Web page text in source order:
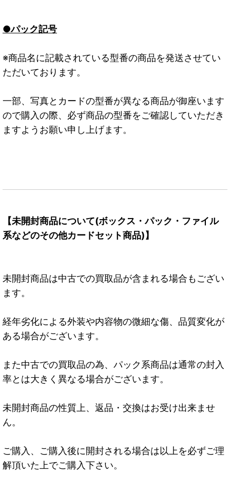
●パック記号
※商品名に記載されている型番の商品を発送させてい
ただいております。
一部、写真とカードの型番が異なる商品が御座います
ので購入の際、必ず商品の型番をご確認していただき
ますようお願い申し上げます。
【未開封商品について(ボックス・パック・ファイル
系などのその他カードセット商品)】
未開封商品は中古での買取品が含まれる場合もござい
ます。
経年劣化による外装や内容物の微細な傷、品質変化が
ある場合がございます。
また中古での買取品の為、パック系商品は通常の封入
率とは大きく異なる場合がございます。
未開封商品の性質上、返品・交換はお受け出来ませ
ん。
ご購入、ご購入後に開封される場合は以上を必ずご理
解頂いた上でご購入下さい。